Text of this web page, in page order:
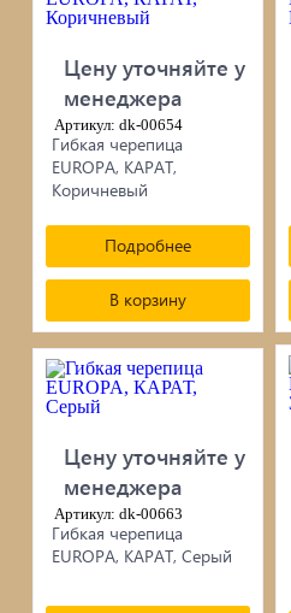
Элементы ковки
Лакокрасочные материалы
Электро-бензо
Ручной инструмент
Метизы
ПрофКрепеж
Печи для бани, отопления,
сопутствующие товары
Брусчатка/Тротуарная
Цену уточняйте у
менеджера
Артикул: dk-00654
Гибкая черепица
EUROPA, КАРАТ,
Коричневый
Подробнее
В корзину
Цену уточняйте у
менеджера
Артикул: dk-00663
Гибкая черепица
EUROPA, КАРАТ, Серый